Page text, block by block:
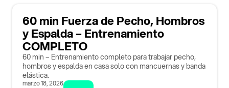
60 min Fuerza de Pecho, Hombros
y Espalda – Entrenamiento
COMPLETO
60 min – Entrenamiento completo para trabajar pecho,
hombros y espalda en casa solo con mancuernas y banda
elástica.
marzo 18, 2026